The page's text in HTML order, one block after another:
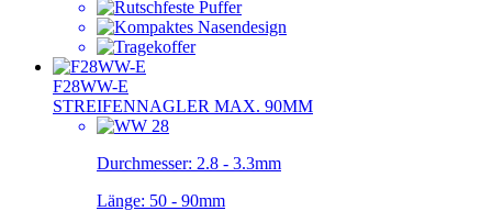
F28WW-E
STREIFENNAGLER MAX. 90MM
Durchmesser: 2.8 - 3.3mm
Länge: 50 - 90mm